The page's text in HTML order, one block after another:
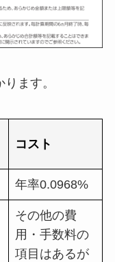
ます。
コスト
年率0.0968%
その他の費
用・手数料の
項目はあるが